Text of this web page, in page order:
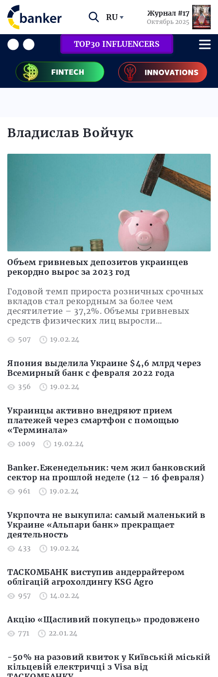
RU Журнал #17
Октябрь 2025
TOP30 INFLUENCERS
Владислав Войчук
Объем гривневых депозитов украинцев
рекордно вырос за 2023 год
Годовой темп прироста розничных срочных
вкладов стал рекордным за более чем
десятилетие – 37,2%. Объемы гривневых
средств физических лиц выросли…
507 19.02.24
Япония выделила Украине $4,6 млрд через
Всемирный банк с февраля 2022 года
356 19.02.24
Украинцы активно внедряют прием
платежей через смартфон с помощью
«Терминала»
1009 19.02.24
Banker.Еженедельник: чем жил банковский
сектор на прошлой неделе (12 – 16 февраля)
961 19.02.24
Укрпочта не выкупила: самый маленький в
Украине «Альпари банк» прекращает
деятельность
433 19.02.24
ТАСКОМБАНК виступив андеррайтером
облігацій агрохолдингу KSG Agro
957 14.02.24
Акцію «Щасливий покупець» продовжено
771 22.01.24
-50% на разовий квиток у Київській міській
кільцевій електричці з Visa від